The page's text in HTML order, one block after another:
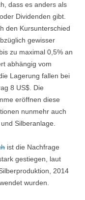
dass es anders als
Dividenden gibt.
den Kursunterschied
gewisser
zu maximal 0,5% an
abhängig vom
Lagerung fallen bei
8 US$. Die
eröffnen diese
nunmehr auch
Silberanlage.
ist die Nachfrage
gestiegen, laut
2014
wurden.